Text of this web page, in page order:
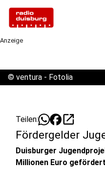
Anzeige
© ventura - Fotolia
Teilen: open_in_new
Fördergelder
Duisburger
Millionen Euro